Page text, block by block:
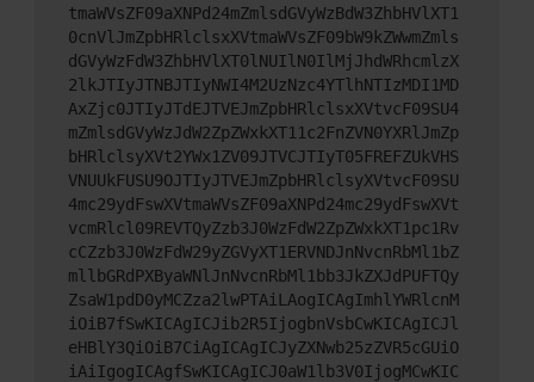
tmaWVsZF09aXNPd24mZmlsdGVyWzBdW3ZhbHVlXT1
0cnVlJmZpbHRlclsxXVtmaWVsZF09bW9kZWwmZmls
dGVyWzFdW3ZhbHVlXT0lNUIlN0IlMjJhdWRhcmlzX
2lkJTIyJTNBJTIyNWI4M2UzNzc4YTlhNTIzMDI1MD
AxZjc0JTIyJTdEJTVEJmZpbHRlclsxXVtvcF09SU4
mZmlsdGVyWzJdW2ZpZWxkXT11c2FnZVN0YXRlJmZp
bHRlclsyXVt2YWx1ZV09JTVCJTIyT05FREFZUkVHS
VNUUkFUSU9OJTIyJTVEJmZpbHRlclsyXVtvcF09SU
4mc29ydFswXVtmaWVsZF09aXNPd24mc29ydFswXVt
vcmRlcl09REVTQyZzb3J0WzFdW2ZpZWxkXT1pc1Rv
cCZzb3J0WzFdW29yZGVyXT1ERVNDJnNvcnRbMl1bZ
mllbGRdPXByaWNlJnNvcnRbMl1bb3JkZXJdPUFTQy
ZsaW1pdD0yMCZza2lwPTAiLAogICAgImhlYWRlcnM
iOiB7fSwKICAgICJib2R5IjogbnVsbCwKICAgICJl
eHBlY3QiOiB7CiAgICAgICJyZXNwb25zZVR5cGUiO
iAiIgogICAgfSwKICAgICJ0aW1lb3V0IjogMCwKIC